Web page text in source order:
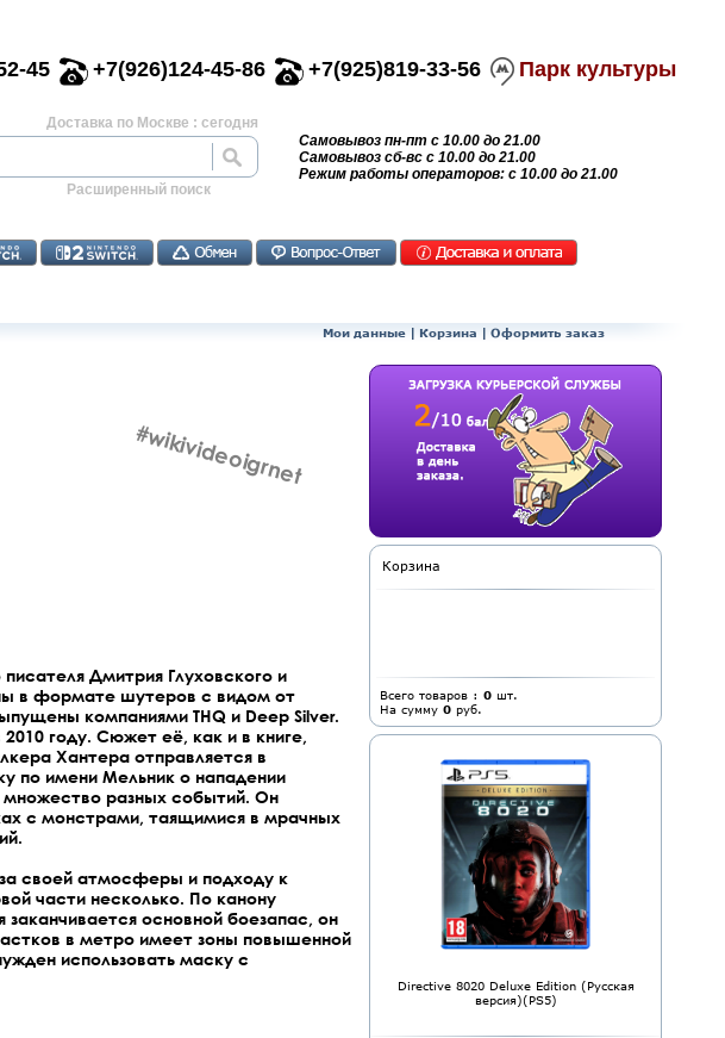
45 +7(926)124-45-86 +7(925)819-33-56 Парк культуры
Доставка по Москве : сегодня
Расширенный поиск
Самовывоз пн-пт с 10.00 до 21.00
Самовывоз сб-вс с 10.00 до 21.00
Режим работы операторов: с 10.00 до 21.00
Мои данные | Корзина | Оформить заказ
#wikivideoigrnet
Дмитрия Глуховского и
в формате шутеров с видом от
компаниями THQ и Deep Silver.
году. Сюжет её, как и в книге,
Хантера отправляется в
по имени Мельник о нападении
разных событий. Он
с монстрами, таящимися в мрачных
своей атмосферы и подходу к
части несколько. По канону
основной боезапас, он
в метро имеет зоны повышенной
использовать маску с
Корзина
Всего товаров : 0 шт.
На сумму 0 руб.
Directive 8020 Deluxe Edition (Русская
версия)(PS5)